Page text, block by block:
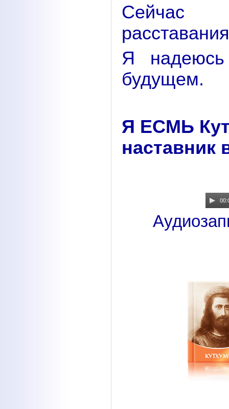
Сейчас
Я
будущем.
Я ЕСМЬ
наставник